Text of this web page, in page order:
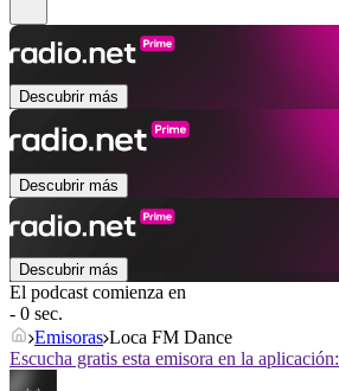
Descubrir más
Descubrir más
Descubrir más
El podcast comienza en
- 0 sec.
Emisoras Loca FM Dance
Escucha gratis esta emisora en la aplicación: